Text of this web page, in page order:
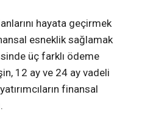
hayata geçirmek
esneklik sağlamak
üç farklı ödeme
12 ay ve 24 ay vadeli
finansal